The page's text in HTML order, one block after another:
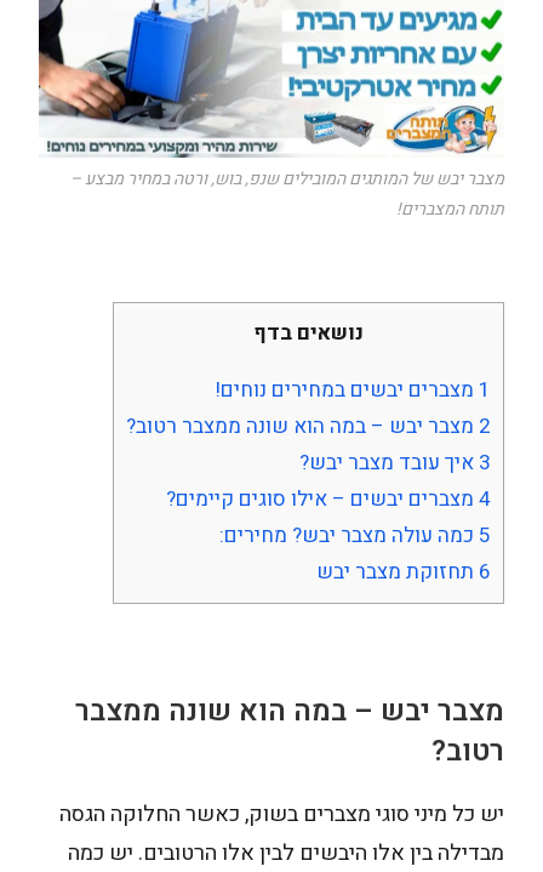
מצבר יבש של המותגים המובילים שנפ, בוש, ורטה במחיר מבצע –
תותח המצברים!
נושאים בדף
1 מצברים יבשים במחירים נוחים!
2 מצבר יבש – במה הוא שונה ממצבר רטוב?
3 איך עובד מצבר יבש?
4 מצברים יבשים – אילו סוגים קיימים?
5 כמה עולה מצבר יבש? מחירים:
6 תחזוקת מצבר יבש
מצבר יבש – במה הוא שונה ממצבר
רטוב?
יש כל מיני סוגי מצברים בשוק, כאשר החלוקה הגסה
מבדילה בין אלו היבשים לבין אלו הרטובים. יש כמה